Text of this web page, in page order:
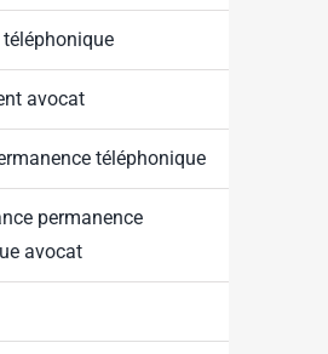
avocat
téléphonique
permanence
avocat